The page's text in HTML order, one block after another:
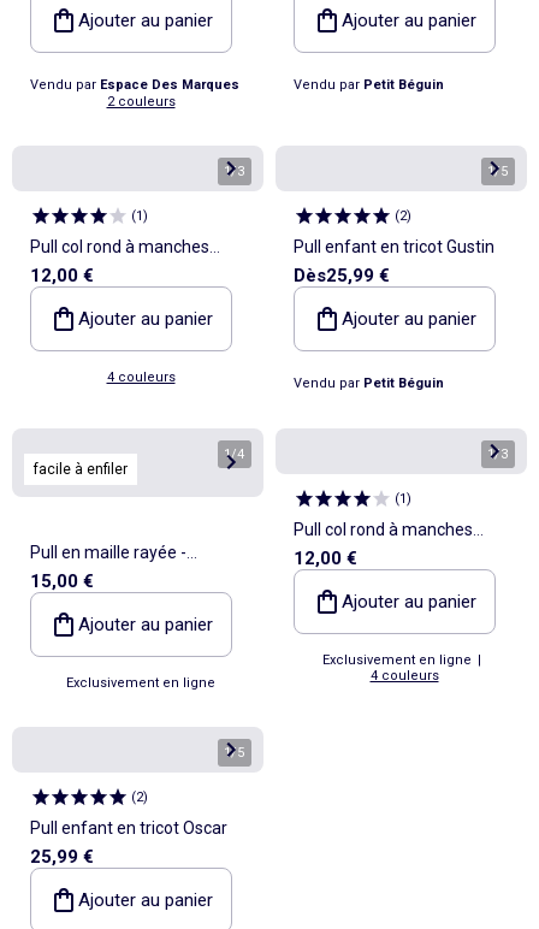
Ajouter au panier
Vendu par Espace Des Marques
2 couleurs
Ajouter au panier
Vendu par Petit Béguin
1/3
(1)
Pull col rond à manches
longues uni
12,00 €
Ajouter au panier
4 couleurs
1/5
(2)
Pull enfant en tricot Gustin
Dès25,99 €
Ajouter au panier
Vendu par Petit Béguin
facile à enfiler
1/4
Pull en maille rayée -
collection facile à enfiler
15,00 €
Ajouter au panier
Exclusivement en ligne
1/3
(1)
Pull col rond à manches
longues uni
12,00 €
Ajouter au panier
Exclusivement en ligne |
4 couleurs
1/5
(2)
Pull enfant en tricot Oscar
25,99 €
Ajouter au panier